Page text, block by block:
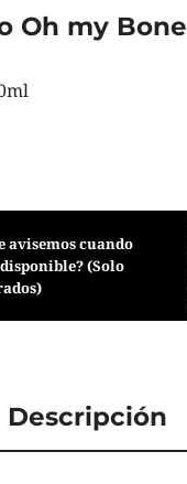
Oh my Bone
avisemos cuando
(Solo
Descripción